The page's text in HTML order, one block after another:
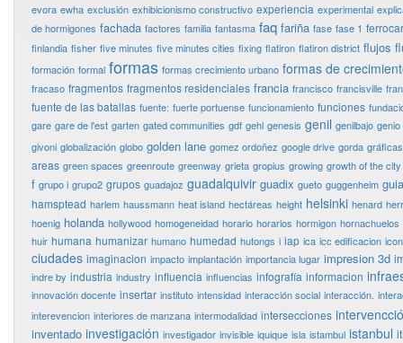
evora ewha exclusión exhibicionismo constructivo experiencia experimental
de hormigones fachada factores familia fantasma faq fariña fase fase 1
finlandia fisher five minutes five minutes cities fixing flatiron flatiron district flujos
formación formal formas formas crecimiento urbano formas de
fracaso fragmentos fragmentos residenciales francia francisco francisville
fuente de las batallas fuente: fuerte portuense funcionamiento funciones
gare gare de l'est garten gated communities gdf gehl genesis genil genilbajo genio
givoni globalización globo golden lane gomez ordoñez google drive gorda gráficas
areas green spaces greenroute greenway grieta gropius growing growth of the city
f grupo i grupo2 grupos guadajoz guadalquivir guadix gueto guggenheim
hamsptead harlem haussmann heat island hectáreas height helsinki henard
hoenig holanda hollywood homogeneidad horario horarios hormigon hornachuelos
huir humana humanizar humano humedad hutongs i iap ica icc edificacion
ciudades imaginacion impacto implantación importancia lugar impresion 3d
indre by industria industry influencia influencias infografía informacion
innovación docente insertar instituto intensidad interacción social interacción.
interevencion interiores de manzana intermodalidad intersecciones
inventado investigación investigador invisible iquique isla istambul istanbul